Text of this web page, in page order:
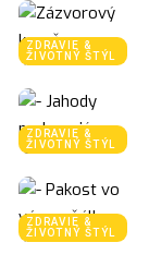
ZDRAVIE &
ŽIVOTNÝ ŠTÝL
ZDRAVIE &
ŽIVOTNÝ ŠTÝL
ZDRAVIE &
ŽIVOTNÝ ŠTÝL